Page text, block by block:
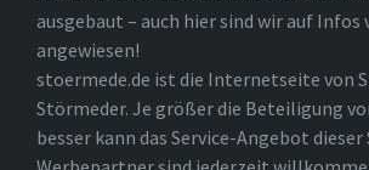
ausgebaut – auch hier sind wir auf Infos
angewiesen!
stoermede.de ist die Internetseite von
Störmeder. Je größer die Beteiligung
besser kann das Service-Angebot dieser